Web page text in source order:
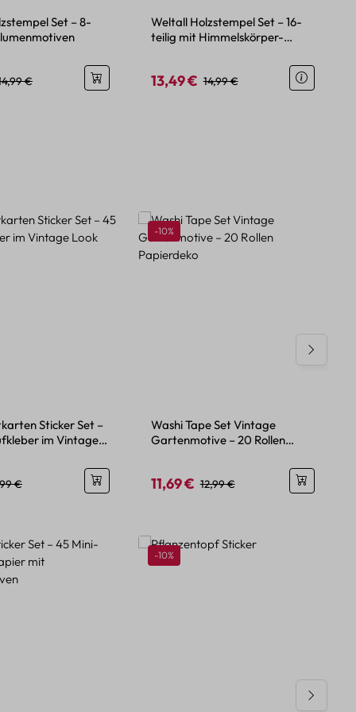
Set – 8-
Preis:
€
Weltall Holzstempel Set – 16-
teilig mit Himmelskörper-
Verkaufspreis:
13,49 € Regulärer Preis:
14,99 €
Sticker Set –
im Vintage
Preis:
€
Rabatt
-10%
Washi Tape Set Vintage
Gartenmotive – 20 Rollen
Verkaufspreis:
11,69 € Regulärer Preis:
12,99 €
Rabatt
-10%